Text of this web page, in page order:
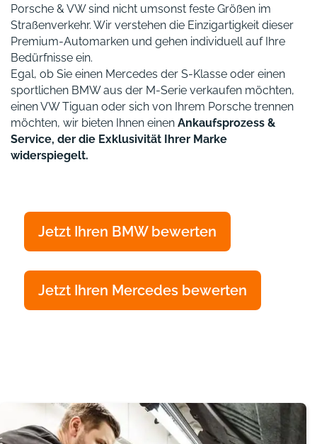
Porsche & VW sind nicht umsonst feste Größen im
Straßenverkehr. Wir verstehen die Einzigartigkeit dieser
Premium-Automarken und gehen individuell auf Ihre
Bedürfnisse ein.
Egal, ob Sie einen Mercedes der S-Klasse oder einen
sportlichen BMW aus der M-Serie verkaufen möchten,
einen VW Tiguan oder sich von Ihrem Porsche trennen
möchten, wir bieten Ihnen einen Ankaufsprozess &
Service, der die Exklusivität Ihrer Marke
widerspiegelt.
Jetzt Ihren BMW bewerten
Jetzt Ihren Mercedes bewerten